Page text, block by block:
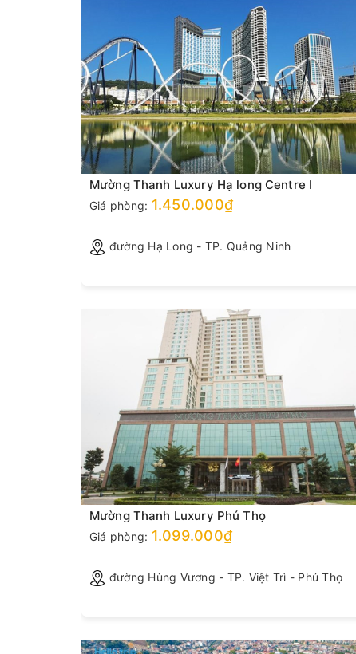
Mường Thanh Luxury Hạ long Centre I
Giá phòng: 1.450.000₫
đường Hạ Long - TP. Quảng Ninh
Mường Thanh Luxury Phú Thọ
Giá phòng: 1.099.000₫
đường Hùng Vương - TP. Việt Trì - Phú Thọ